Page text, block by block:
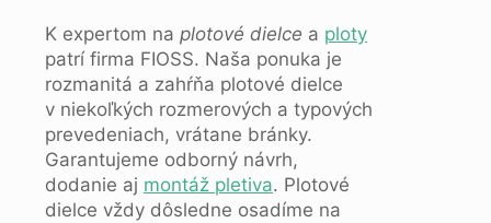
K expertom na plotové dielce a ploty
patrí firma FIOSS. Naša ponuka je
rozmanitá a zahŕňa plotové dielce
v niekoľkých rozmerových a typových
prevedeniach, vrátane bránky.
Garantujeme odborný návrh,
dodanie aj montáž pletiva. Plotové
dielce vždy dôsledne osadíme na